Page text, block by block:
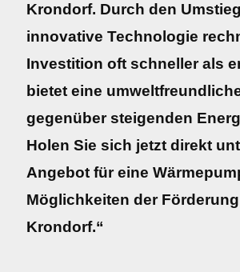
Krondorf. Durch den
innovative Technologie
Investition oft schneller als
bietet eine
gegenüber steigenden
Holen Sie sich jetzt direkt
Angebot für eine
Möglichkeiten der
Krondorf.“